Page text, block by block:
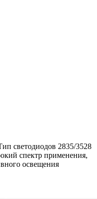
светодиодов 2835/3528
спектр применения,
освещения